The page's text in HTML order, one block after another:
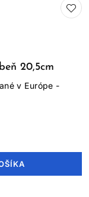
20,5cm
v Európe -